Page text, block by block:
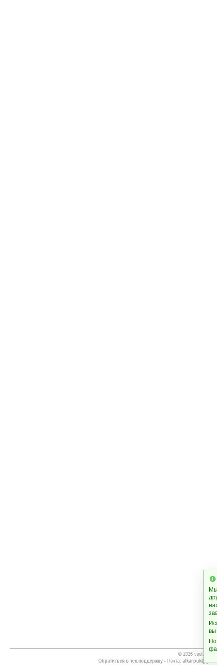
© 2026 vsol.ws
Обратиться в тех.поддержку- Почта:
вы